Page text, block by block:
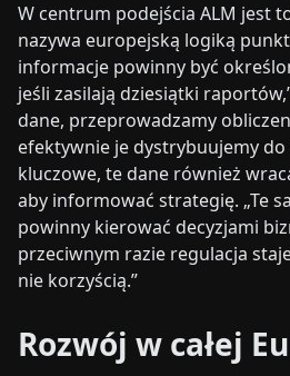
W centrum podejścia ALM jest
nazywa europejską logiką
informacje powinny być
jeśli zasilają dziesiątki
dane, przeprowadzamy
efektywnie je dystrybuujemy do
kluczowe, te dane również
aby informować strategię. „Te
powinny kierować decyzjami
przeciwnym razie regulacja
nie korzyścią.”
Rozwój w całej